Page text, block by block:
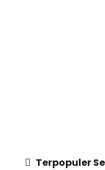
Terpopuler